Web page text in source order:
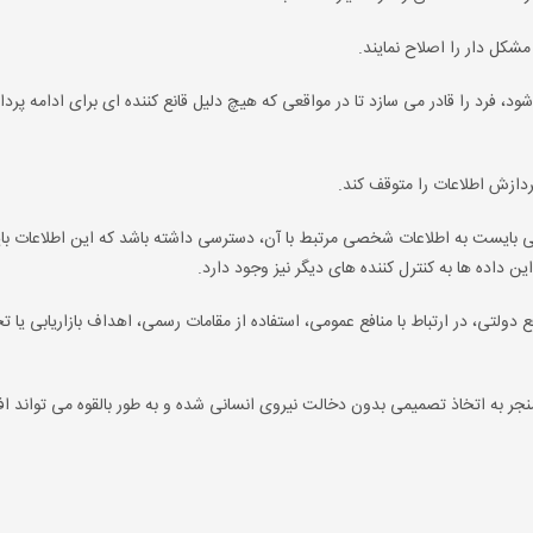
دار را اصلاح نمایند.
را قادر می سازد تا در مواقعی که هیچ دلیل قانع کننده ای برای ادامه
اطلاعات را متوقف کند.
به اطلاعات شخصی مرتبط با آن، دسترسی داشته باشد که این اطلاعات
داده ها به کنترل کننده های دیگر نیز وجود دارد.
در ارتباط با منافع عمومی، استفاده از مقامات رسمی، اهداف بازاریابی یا
اتخاذ تصمیمی بدون دخالت نیروی انسانی شده و به طور بالقوه می تواند